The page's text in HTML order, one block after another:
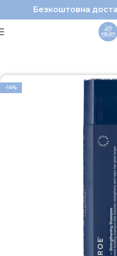
Безкоштовна
Шампунь
-14%